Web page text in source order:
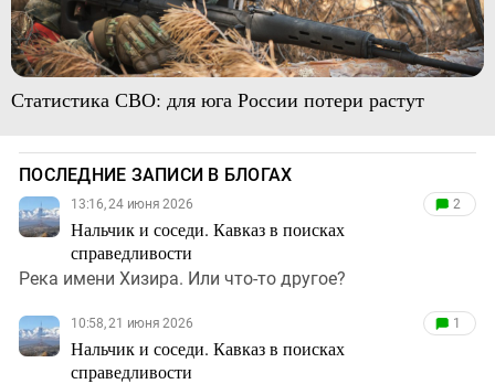
Статистика СВО: для юга России потери растут
ПОСЛЕДНИЕ ЗАПИСИ В БЛОГАХ
13:16, 24 июня 2026
Нальчик и соседи. Кавказ в поисках
справедливости
2
Река имени Хизира. Или что-то другое?
10:58, 21 июня 2026
Нальчик и соседи. Кавказ в поисках
справедливости
1